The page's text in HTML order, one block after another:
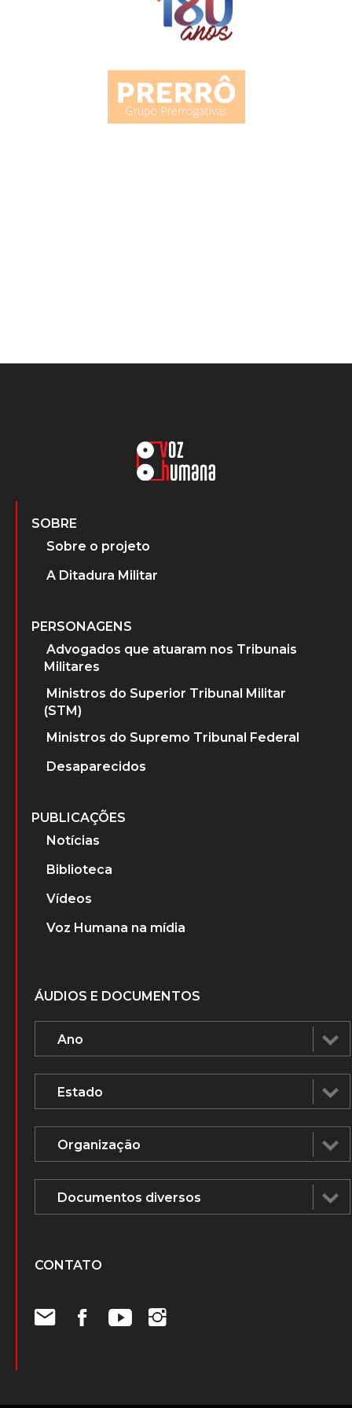
SOBRE
Sobre o projeto
A Ditadura Militar
PERSONAGENS
Advogados que atuaram nos Tribunais
Militares
Ministros do Superior Tribunal Militar
(STM)
Ministros do Supremo Tribunal Federal
Desaparecidos
PUBLICAÇÕES
Notícias
Biblioteca
Vídeos
Voz Humana na mídia
ÁUDIOS E DOCUMENTOS
CONTATO